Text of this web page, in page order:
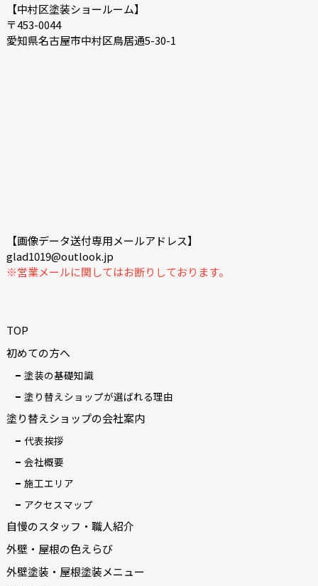
【中村区塗装ショールーム】
〒453-0044
愛知県名古屋市中村区鳥居通5-30-1
【画像データ送付専用メールアドレス】
glad1019@outlook.jp
※営業メールに関してはお断りしております。
TOP
初めての方へ
塗装の基礎知識
塗り替えショップが選ばれる理由
塗り替えショップの会社案内
代表挨拶
会社概要
施工エリア
アクセスマップ
自慢のスタッフ・職人紹介
外壁・屋根の色えらび
外壁塗装・屋根塗装メニュー